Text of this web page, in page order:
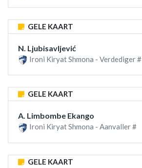
GELE KAART
N. Ljubisavljević
Ironi Kiryat Shmona - Verdediger #
GELE KAART
A. Limbombe Ekango
Ironi Kiryat Shmona - Aanvaller #
GELE KAART